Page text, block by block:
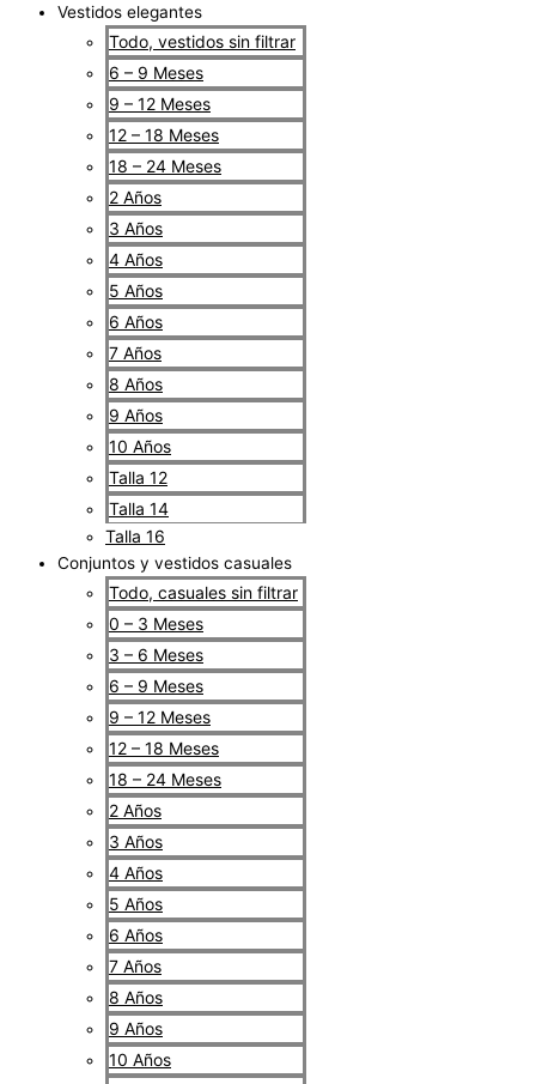
Vestidos elegantes
Todo, vestidos sin filtrar
6 – 9 Meses
9 – 12 Meses
12 – 18 Meses
18 – 24 Meses
2 Años
3 Años
4 Años
5 Años
6 Años
7 Años
8 Años
9 Años
10 Años
Talla 12
Talla 14
Talla 16
Conjuntos y vestidos casuales
Todo, casuales sin filtrar
0 – 3 Meses
3 – 6 Meses
6 – 9 Meses
9 – 12 Meses
12 – 18 Meses
18 – 24 Meses
2 Años
3 Años
4 Años
5 Años
6 Años
7 Años
8 Años
9 Años
10 Años